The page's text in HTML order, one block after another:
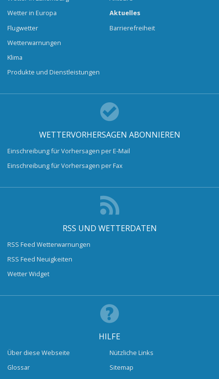
Wetter in Europa
Flugwetter
Wetterwarnungen
Klima
Produkte und Dienstleistungen
Aktuelles
Barrierefreiheit
WETTERVORHERSAGEN ABONNIEREN
Einschreibung für Vorhersagen per E-Mail
Einschreibung für Vorhersagen per Fax
RSS UND WETTERDATEN
RSS Feed Wetterwarnungen
RSS Feed Neuigkeiten
Wetter Widget
HILFE
Über diese Webseite
Glossar
Nützliche Links
Sitemap